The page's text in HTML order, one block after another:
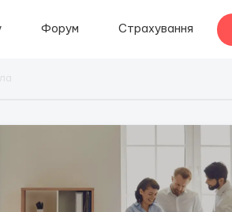
Форум Страхування